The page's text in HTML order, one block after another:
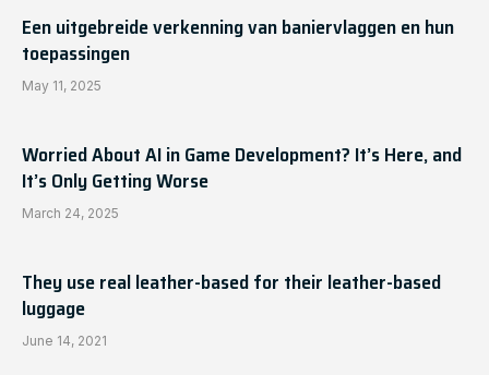
Een uitgebreide verkenning van baniervlaggen en hun
toepassingen
May 11, 2025
Worried About AI in Game Development? It’s Here, and
It’s Only Getting Worse
March 24, 2025
They use real leather-based for their leather-based
luggage
June 14, 2021